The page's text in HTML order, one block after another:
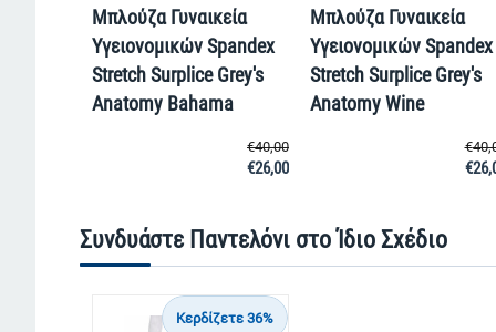
Μπλούζα Γυναικεία
Yγειονομικών Spandex
Stretch Surplice Grey's
Anatomy Bahama
€40,00
€26,00
Μπλούζα Γυναικεία
Yγειονομικών Spandex
Stretch Surplice Grey's
Anatomy Wine
€
€
Συνδυάστε Παντελόνι στο Ίδιο Σχέδιο
Κερδίζετε 36%